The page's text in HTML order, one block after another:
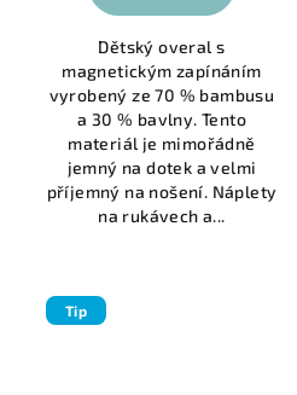
z
5
hvězdiček.
Dětský overal s
magnetickým zapínáním
vyrobený ze 70 % bambusu
a 30 % bavlny. Tento
materiál je mimořádně
jemný na dotek a velmi
příjemný na nošení. Náplety
na rukávech a...
Tip